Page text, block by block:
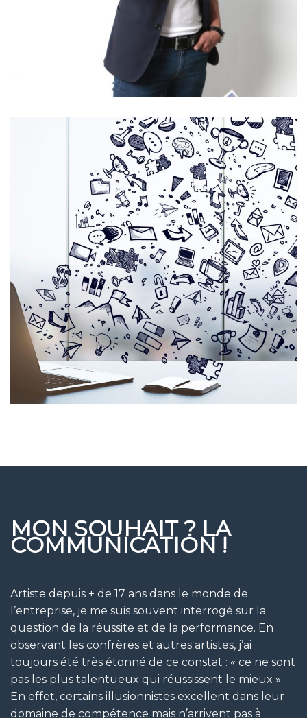
MON SOUHAIT ? LA
COMMUNICATION !
Artiste depuis + de 17 ans dans le monde de
l’entreprise, je me suis souvent interrogé sur la
question de la réussite et de la performance. En
observant les confrères et autres artistes, j’ai
toujours été très étonné de ce constat : « ce ne sont
pas les plus talentueux qui réussissent le mieux ».
En effet, certains illusionnistes excellent dans leur
domaine de compétence mais n’arrivent pas à